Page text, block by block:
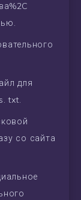
для
txt.
со сайта